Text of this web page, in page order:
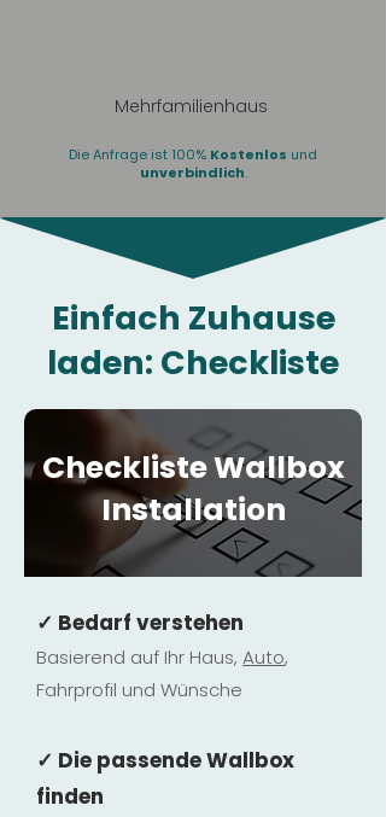
Mehrfamilienhaus
Die Anfrage ist 100% Kostenlos und
unverbindlich.
Einfach Zuhause
laden: Checkliste
Checkliste Wallbox
Installation
✓ Bedarf verstehen
Basierend auf Ihr Haus, Auto,
Fahrprofil und Wünsche
✓ Die passende Wallbox
finden